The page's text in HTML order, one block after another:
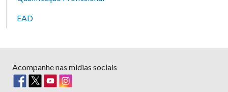
EAD
Acompanhe nas mídias sociais